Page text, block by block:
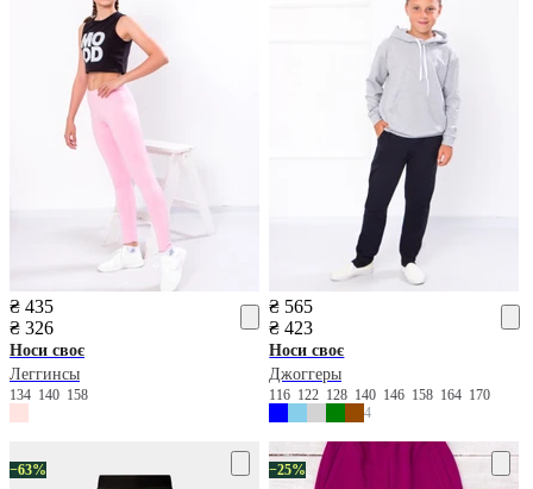
₴ 435
₴ 326
Носи своє
Леггинсы
134 140 158
₴ 565
₴ 423
Носи своє
Джоггеры
116 122 128 140 146 158 164 170
4
−63% −25%